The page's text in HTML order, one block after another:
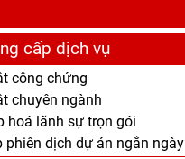
cấp dịch vụ
công chứng
chuyên ngành
hoá lãnh sự trọn gói
phiên dịch dự án ngắn ngày